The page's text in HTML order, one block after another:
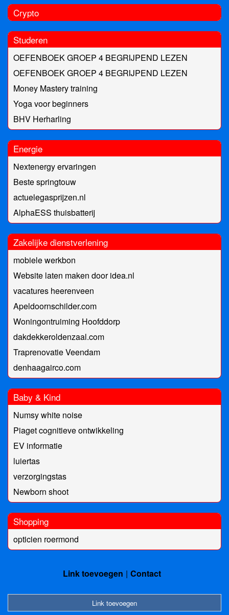
Crypto
Studeren
OEFENBOEK GROEP 4 BEGRIJPEND LEZEN
OEFENBOEK GROEP 4 BEGRIJPEND LEZEN
Money Mastery training
Yoga voor beginners
BHV Herharling
Energie
Nextenergy ervaringen
Beste springtouw
actuelegasprijzen.nl
AlphaESS thuisbatterij
Zakelijke dienstverlening
mobiele werkbon
Website laten maken door idea.nl
vacatures heerenveen
Apeldoornschilder.com
Woningontruiming Hoofddorp
dakdekkeroldenzaal.com
Traprenovatie Veendam
denhaagairco.com
Baby & Kind
Numsy white noise
Piaget cognitieve ontwikkeling
EV informatie
luiertas
verzorgingstas
Newborn shoot
Shopping
opticien roermond
Link toevoegen Contact
Link toevoegen